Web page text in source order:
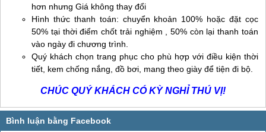
hơn nhưng Giá không thay đổi
Hình thức thanh toán: chuyển khoản 100% hoặc đặt cọc
50% tại thời điểm chốt trải nghiệm , 50% còn lại thanh toán
vào ngày đi chương trình.
Quý khách chọn trang phục cho phù hợp với điều kiện thời
tiết, kem chống nắng, đồ bơi, mang theo giày để tiện đi bộ.
CHÚC QUÝ KHÁCH CÓ KỲ NGHỈ THÚ VỊ!